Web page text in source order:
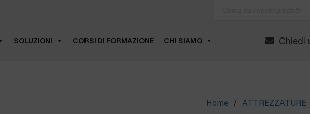
SOLUZIONI CORSI DI FORMAZIONE CHI SIAMO Chiedi
Home / ATTREZZATURE